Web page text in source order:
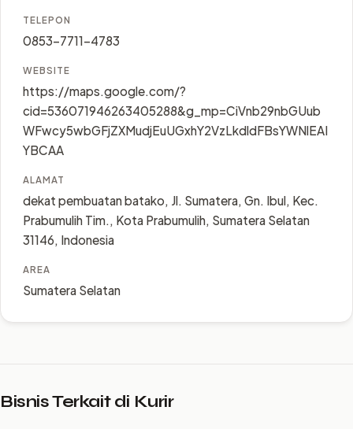
TELEPON
0853-7711-4783
WEBSITE
https://maps.google.com/?
cid=536071946263405288&g_mp=CiVnb29nbGUub
WFwcy5wbGFjZXMudjEuUGxhY2VzLkdldFBsYWNlEAI
YBCAA
ALAMAT
dekat pembuatan batako, Jl. Sumatera, Gn. Ibul, Kec.
Prabumulih Tim., Kota Prabumulih, Sumatera Selatan
31146, Indonesia
AREA
Sumatera Selatan
Bisnis Terkait di Kurir